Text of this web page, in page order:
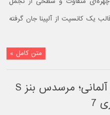
یک کانسپت از آلپینا جان گرفته
متن کامل »
مقایسه سدان‌های لوکس آلمانی؛ مرسدس بنز S
7